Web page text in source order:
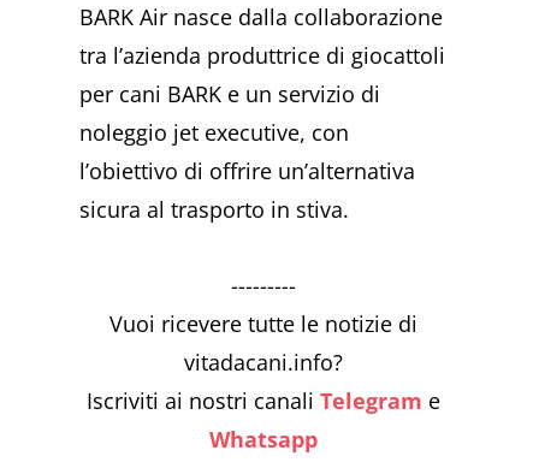
BARK Air nasce dalla collaborazione
tra l’azienda produttrice di giocattoli
per cani BARK e un servizio di
noleggio jet executive, con
l’obiettivo di offrire un’alternativa
sicura al trasporto in stiva.
---------
Vuoi ricevere tutte le notizie di
vitadacani.info?
Iscriviti ai nostri canaliTelegram e
Whatsapp